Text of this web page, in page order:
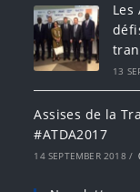
Les
13
Assises de la
#ATDA2017
14 SEPTEMBER 2018 /